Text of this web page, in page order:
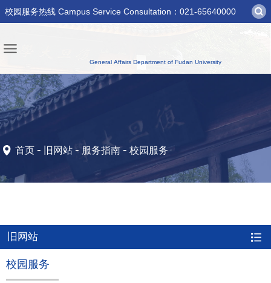
校园服务热线 Campus Service Consultation：021-65640000
首页 - 旧网站 - 服务指南 - 校园服务
旧网站
校园服务